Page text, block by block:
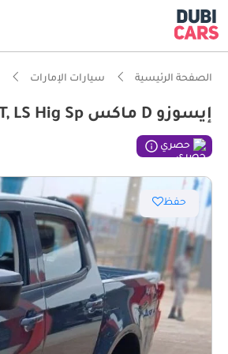
الصفحة الرئيسية سيارات الإمارات
إيسوزو D ماكس LS ISUZU/D-MAX/ 1.9 Ddi,DSL,DC 4x4, PWR, AlloyWheel, AT, LS Hig Sp
حصري
حفظ